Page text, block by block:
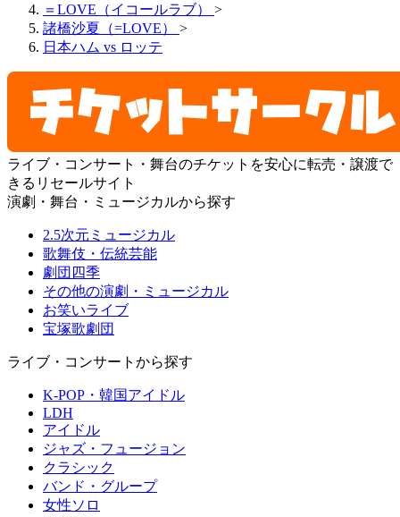
＝LOVE（イコールラブ）
>
諸橋沙夏（=LOVE）
>
日本ハム vs ロッテ
ライブ・コンサート・舞台のチケットを安心に転売・譲渡で
きるリセールサイト
演劇・舞台・ミュージカルから探す
2.5次元ミュージカル
歌舞伎・伝統芸能
劇団四季
その他の演劇・ミュージカル
お笑いライブ
宝塚歌劇団
ライブ・コンサートから探す
K-POP・韓国アイドル
LDH
アイドル
ジャズ・フュージョン
クラシック
バンド・グループ
女性ソロ